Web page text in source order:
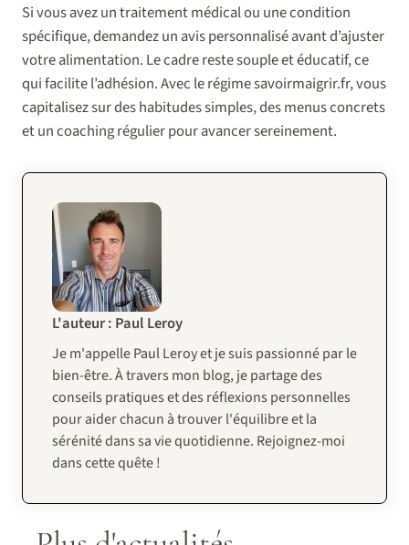
Si vous avez un traitement médical ou une condition
spécifique, demandez un avis personnalisé avant d’ajuster
votre alimentation. Le cadre reste souple et éducatif, ce
qui facilite l’adhésion. Avec le régime savoirmaigrir.fr, vous
capitalisez sur des habitudes simples, des menus concrets
et un coaching régulier pour avancer sereinement.
L'auteur : Paul Leroy
Je m'appelle Paul Leroy et je suis passionné par le
bien-être. À travers mon blog, je partage des
conseils pratiques et des réflexions personnelles
pour aider chacun à trouver l'équilibre et la
sérénité dans sa vie quotidienne. Rejoignez-moi
dans cette quête !